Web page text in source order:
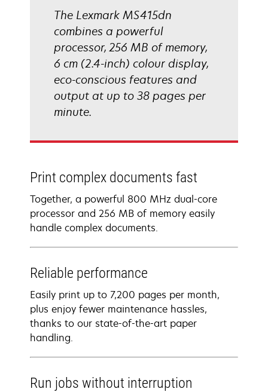
The Lexmark MS415dn
combines a powerful
processor, 256 MB of memory,
6 cm (2.4-inch) colour display,
eco-conscious features and
output at up to 38 pages per
minute.
Print complex documents fast
Together, a powerful 800 MHz dual-core
processor and 256 MB of memory easily
handle complex documents.
Reliable performance
Easily print up to 7,200 pages per month,
plus enjoy fewer maintenance hassles,
thanks to our state-of-the-art paper
handling.
Run jobs without interruption